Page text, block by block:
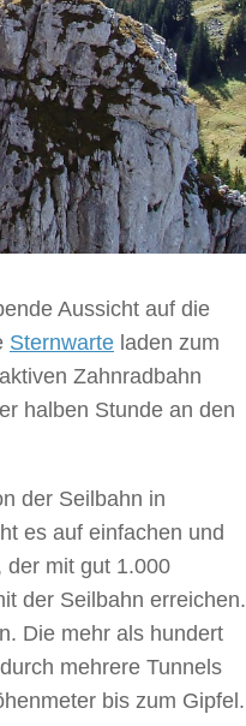
Aussicht auf die
Sternwarte laden zum
Zahnradbahn
halben Stunde an den
der Seilbahn in
es auf einfachen und
der mit gut 1.000
der Seilbahn erreichen.
Die mehr als hundert
mehrere Tunnels
bis zum Gipfel.